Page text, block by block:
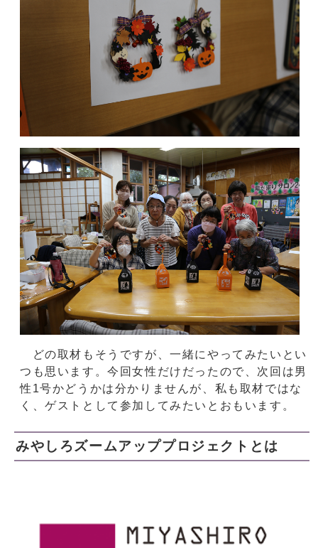
どの取材もそうですが、一緒にやってみたいとい
つも思います。今回女性だけだったので、次回は男
性1号かどうかは分かりませんが、私も取材ではな
く、ゲストとして参加してみたいとおもいます。
みやしろズームアッププロジェクトとは